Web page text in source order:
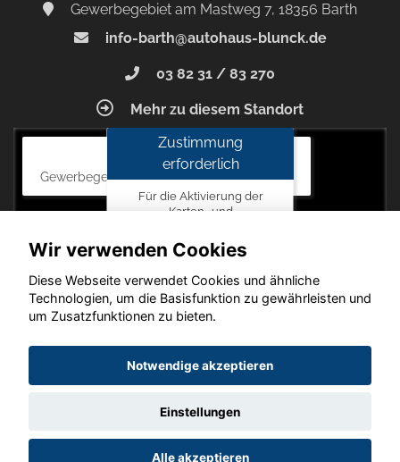
Gewerbegebiet am Mastweg 7, 18356 Barth
info-barth@autohaus-blunck.de
03 82 31 / 83 270
Mehr zu diesem Standort
Autohaus Blunck
Gewerbegebiet am Mastweg 7, 18356 Barth
Zustimmung
erforderlich
Für die Aktivierung der
Karten- und
Zustimmung zu den
Datenschutzrichtlinien vom
Drittanbieter Google LLC
erforderlich.
Zustimmen
und
aktivieren
Copyright © 2026. Autohaus Blunck
Datenschutz Impressum AGB
Wir verwenden Cookies
Diese Webseite verwendet Cookies und ähnliche
Technologien, um die Basisfunktion zu gewährleisten und
um Zusatzfunktionen zu bieten.
Notwendige akzeptieren
Einstellungen
Alle akzeptieren